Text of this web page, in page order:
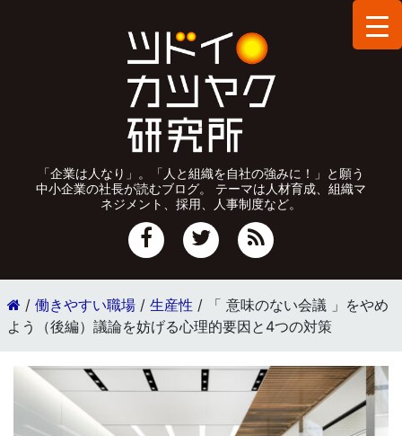
「企業は人なり」。「人と組織を自社の強みに！」と願う
中小企業の社長が読むブログ。 テーマは人材育成、組織マ
ネジメント、採用、人事制度など。
/ 働きやすい職場 / 生産性 /
「 意味のない会議 」をやめ
よう（後編）議論を妨げる心理的要因と4つの対策